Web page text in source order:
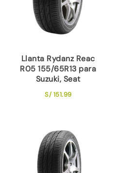
Llanta Rydanz Reac
R05 155/65R13 para
Suzuki, Seat
S/151.99